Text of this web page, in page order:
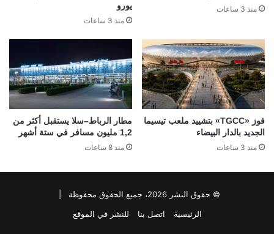
منذ 3 ساعات
يورو
منذ 3 ساعات
فوز «TGCC» بتشييد ملعب تيسيما
الجديد بالدار البيضاء
منذ 3 ساعات
مطار الرباط–سلا يستقبل أكثر من
1,2 مليون مسافر في ستة أشهر
منذ 8 ساعات
© حقوق النشر 2026، جميع الحقوق محفوظة |
الرئيسية
اتصل بنا للنشر في الموقع